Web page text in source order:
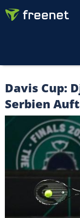
Davis Cup:
Serbien